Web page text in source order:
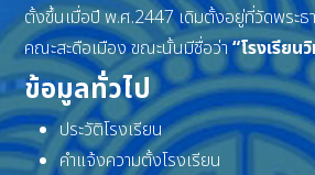
ตั้งขึ้นเมื่อปี พ.ศ.2447 เดิมตั้งอยู่ที่วัดพระ
คณะสะดือเมือง ขณะนั้นมีชื่อว่า“โรงเรียน
ข้อมูลทั่วไป
ประวัติโรงเรียน
คำแจ้งความตั้งโรงเรียน